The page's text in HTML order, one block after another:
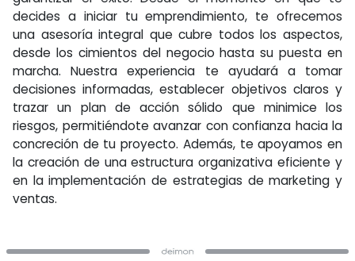
decides a iniciar tu emprendimiento, te ofrecemos
una asesoría integral que cubre todos los aspectos,
desde los cimientos del negocio hasta su puesta en
marcha. Nuestra experiencia te ayudará a tomar
decisiones informadas, establecer objetivos claros y
trazar un plan de acción sólido que minimice los
riesgos, permitiéndote avanzar con confianza hacia la
concreción de tu proyecto. Además, te apoyamos en
la creación de una estructura organizativa eficiente y
en la implementación de estrategias de marketing y
ventas.